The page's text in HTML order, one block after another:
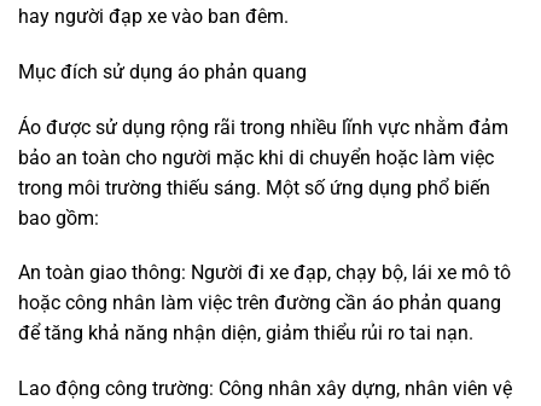
hay người đạp xe vào ban đêm.
Mục đích sử dụng áo phản quang
Áo được sử dụng rộng rãi trong nhiều lĩnh vực nhằm đảm
bảo an toàn cho người mặc khi di chuyển hoặc làm việc
trong môi trường thiếu sáng. Một số ứng dụng phổ biến
bao gồm:
An toàn giao thông: Người đi xe đạp, chạy bộ, lái xe mô tô
hoặc công nhân làm việc trên đường cần áo phản quang
để tăng khả năng nhận diện, giảm thiểu rủi ro tai nạn.
Lao động công trường: Công nhân xây dựng, nhân viên vệ